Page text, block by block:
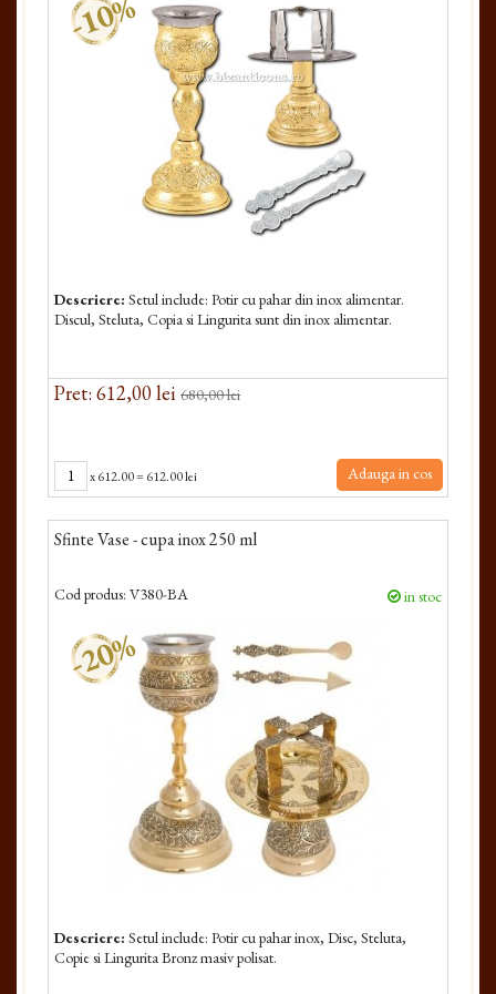
-10%
Descriere: Setul include: Potir cu pahar din inox alimentar.
Discul, Steluta, Copia si Lingurita sunt din inox alimentar.
Pret: 612,00 lei 680,00 lei
x612.00= 612.00 lei Adauga in cos
Sfinte Vase - cupa inox 250 ml
Cod produs: V380-BA in stoc
-20%
Descriere: Setul include: Potir cu pahar inox, Disc, Steluta,
Copie si Lingurita Bronz masiv polisat.